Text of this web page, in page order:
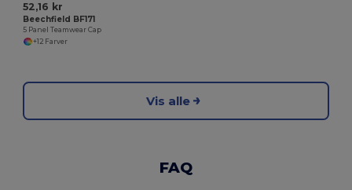
52,16 kr
Beechfield BF171
5 Panel Teamwear Cap
+12 Farver
Vis alle
FAQ